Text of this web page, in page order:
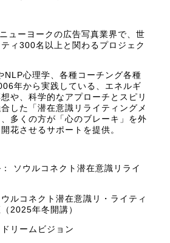
ューヨークの広告写真業界で、世
ィ300名以上と関わるプロジェク
NLP心理学、各種コーチング各種
年から実践している、エネルギ
や、科学的なアプローチとスピリ
した「潜在意識リライティングメ
多くの方が「心のブレーキ」を外
花させるサポートを提供。
ソウルコネクト潜在意識リライ
ルコネクト潜在意識リ・ライティ
2025年冬開講）
リームビジョン